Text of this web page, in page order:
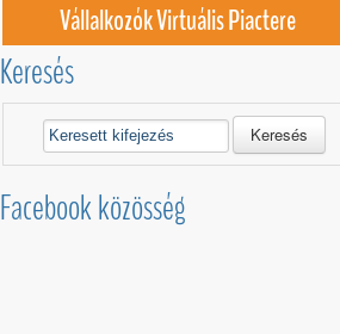
Vállalkozók Virtuális Piactere
Keresés
Keresés
Facebook közösség